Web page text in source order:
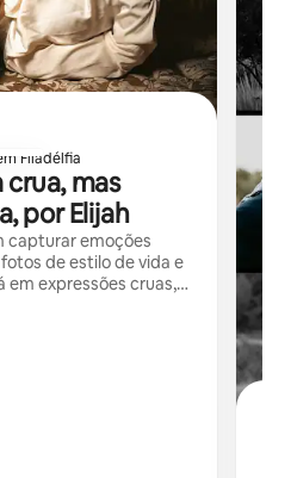
Filadélfia
mas
por Elijah
capturar emoções
de estilo de vida e
em expressões cruas,